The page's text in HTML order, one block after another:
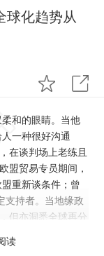
球化趋势从
和的眼睛。当他
一种很好沟通
在谈判场上老练且
盟贸易专员期间，
重新谈条件；曾
支持者。当地缘政
但亦洞悉全球再分
读